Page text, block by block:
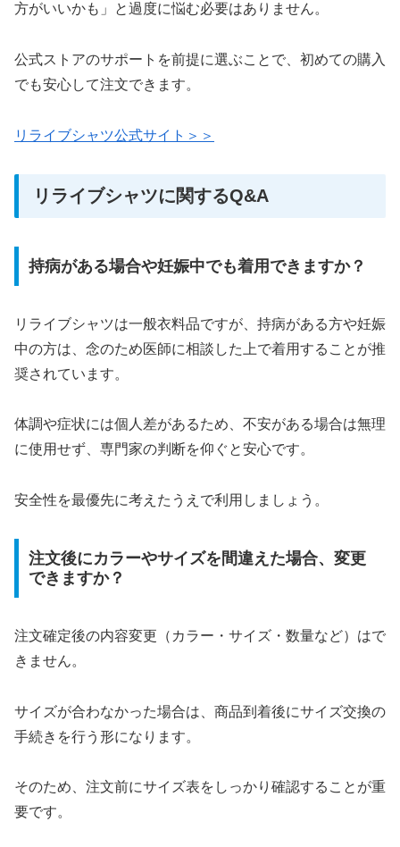
方がいいかも」と過度に悩む必要はありません。
公式ストアのサポートを前提に選ぶことで、初めての購入
でも安心して注文できます。
リライブシャツ公式サイト＞＞
リライブシャツに関するQ&A
持病がある場合や妊娠中でも着用できますか？
リライブシャツは一般衣料品ですが、持病がある方や妊娠
中の方は、念のため医師に相談した上で着用することが推
奨されています。
体調や症状には個人差があるため、不安がある場合は無理
に使用せず、専門家の判断を仰ぐと安心です。
安全性を最優先に考えたうえで利用しましょう。
注文後にカラーやサイズを間違えた場合、変更
できますか？
注文確定後の内容変更（カラー・サイズ・数量など）はで
きません。
サイズが合わなかった場合は、商品到着後にサイズ交換の
手続きを行う形になります。
そのため、注文前にサイズ表をしっかり確認することが重
要です。